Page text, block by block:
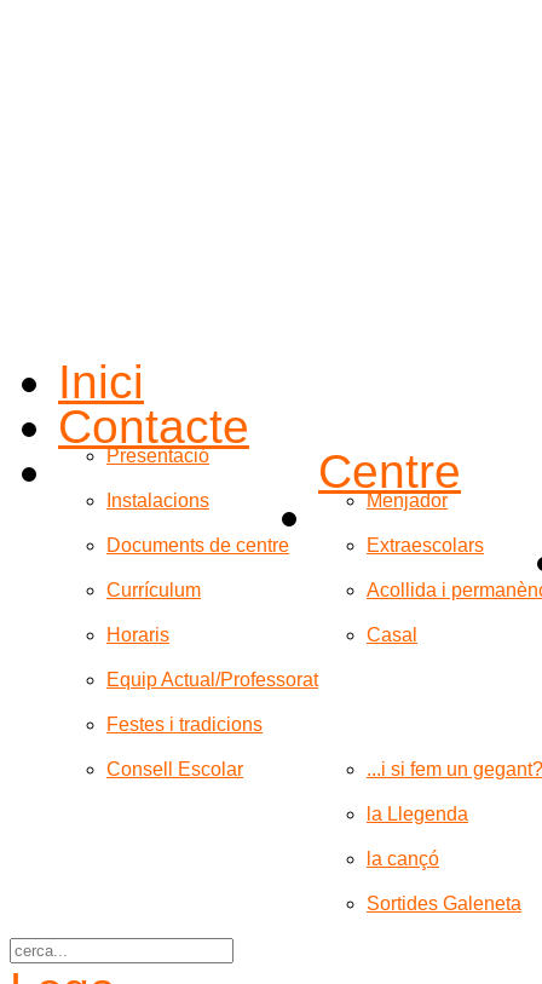
Inici
Contacte
Centre
Presentació
Instalacions
Documents de centre
Currículum
Horaris
Equip Actual/Professorat
Festes i tradicions
Consell Escolar
Menjador
Extraescolars
Acollida i
Casal
...i si fem un gegant?
la Llegenda
la cançó
Sortides Galeneta